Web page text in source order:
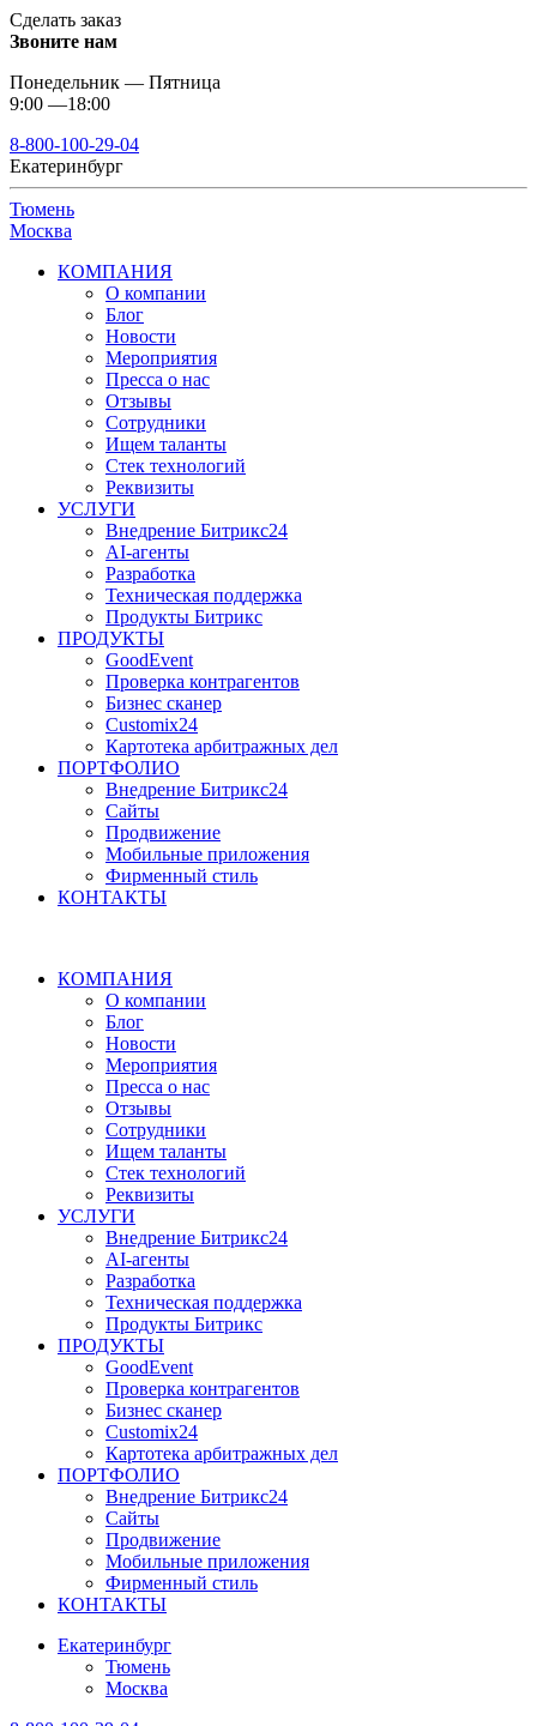
Сделать заказ
Звоните нам
Понедельник — Пятница
9:00 —18:00
8-800-100-29-04
Екатеринбург
Тюмень
Москва
КОМПАНИЯ
О компании
Блог
Новости
Мероприятия
Пресса о нас
Отзывы
Сотрудники
Ищем таланты
Стек технологий
Реквизиты
УСЛУГИ
Внедрение Битрикс24
AI-агенты
Разработка
Техническая поддержка
Продукты Битрикс
ПРОДУКТЫ
GoodEvent
Проверка контрагентов
Бизнес сканер
Customix24
Картотека арбитражных дел
ПОРТФОЛИО
Внедрение Битрикс24
Сайты
Продвижение
Мобильные приложения
Фирменный стиль
КОНТАКТЫ
КОМПАНИЯ
О компании
Блог
Новости
Мероприятия
Пресса о нас
Отзывы
Сотрудники
Ищем таланты
Стек технологий
Реквизиты
УСЛУГИ
Внедрение Битрикс24
AI-агенты
Разработка
Техническая поддержка
Продукты Битрикс
ПРОДУКТЫ
GoodEvent
Проверка контрагентов
Бизнес сканер
Customix24
Картотека арбитражных дел
ПОРТФОЛИО
Внедрение Битрикс24
Сайты
Продвижение
Мобильные приложения
Фирменный стиль
КОНТАКТЫ
Екатеринбург
Тюмень
Москва